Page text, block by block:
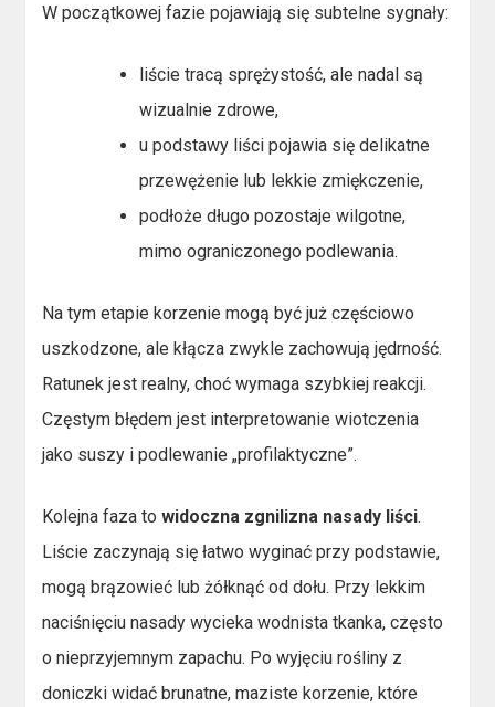
W początkowej fazie pojawiają się subtelne sygnały:
liście tracą sprężystość, ale nadal są
wizualnie zdrowe,
u podstawy liści pojawia się delikatne
przewężenie lub lekkie zmiękczenie,
podłoże długo pozostaje wilgotne,
mimo ograniczonego podlewania.
Na tym etapie korzenie mogą być już częściowo
uszkodzone, ale kłącza zwykle zachowują jędrność.
Ratunek jest realny, choć wymaga szybkiej reakcji.
Częstym błędem jest interpretowanie wiotczenia
jako suszy i podlewanie „profilaktyczne”.
Kolejna faza towidoczna zgnilizna nasady liści.
Liście zaczynają się łatwo wyginać przy podstawie,
mogą brązowieć lub żółknąć od dołu. Przy lekkim
naciśnięciu nasady wycieka wodnista tkanka, często
o nieprzyjemnym zapachu. Po wyjęciu rośliny z
doniczki widać brunatne, maziste korzenie, które